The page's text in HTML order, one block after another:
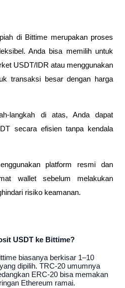
di Bittime merupakan proses
Anda bisa memilih untuk
USDT/IDR atau menggunakan
transaksi besar dengan harga
langkah di atas, Anda dapat
secara efisien tanpa kendala
platform resmi dan
wallet sebelum melakukan
risiko keamanan.
USDT ke Bittime?
biasanya berkisar 1–10
dipilih. TRC-20 umumnya
ERC-20 bisa memakan
Ethereum ramai.